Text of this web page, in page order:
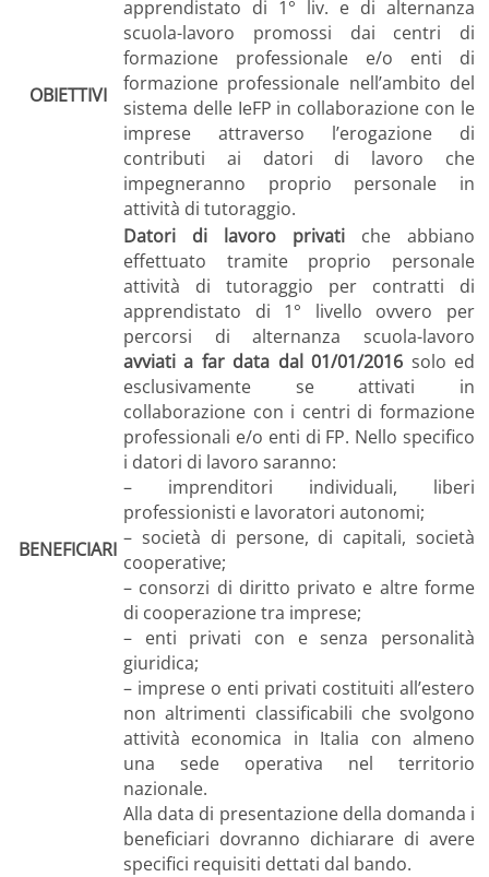
OBIETTIVI
apprendistato di 1° liv. e di alternanza
scuola-lavoro promossi dai centri di
formazione professionale e/o enti di
formazione professionale nell’ambito del
sistema delle IeFP in collaborazione con le
imprese attraverso l’erogazione di
contributi ai datori di lavoro che
impegneranno proprio personale in
attività di tutoraggio.
BENEFICIARI
Datori di lavoro privati che abbiano
effettuato tramite proprio personale
attività di tutoraggio per contratti di
apprendistato di 1° livello ovvero per
percorsi di alternanza scuola-lavoro
avviati a far data dal 01/01/2016 solo ed
esclusivamente se attivati in
collaborazione con i centri di formazione
professionali e/o enti di FP. Nello specifico
i datori di lavoro saranno:
– imprenditori individuali, liberi
professionisti e lavoratori autonomi;
– società di persone, di capitali, società
cooperative;
– consorzi di diritto privato e altre forme
di cooperazione tra imprese;
– enti privati con e senza personalità
giuridica;
– imprese o enti privati costituiti all’estero
non altrimenti classificabili che svolgono
attività economica in Italia con almeno
una sede operativa nel territorio
nazionale.
Alla data di presentazione della domanda i
beneficiari dovranno dichiarare di avere
specifici requisiti dettati dal bando.